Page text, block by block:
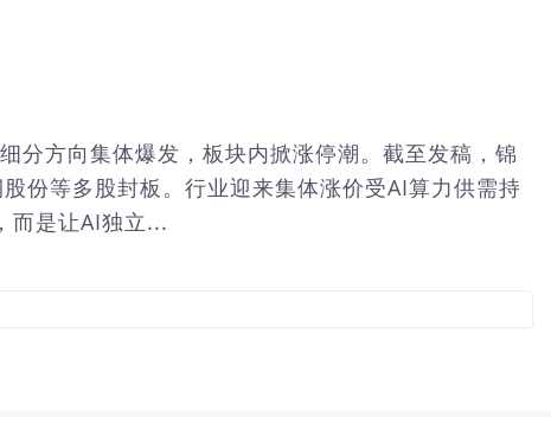
分方向集体爆发，板块内掀涨停潮。截至发稿，锦
份等多股封板。行业迎来集体涨价受AI算力供需持
而是让AI独立...